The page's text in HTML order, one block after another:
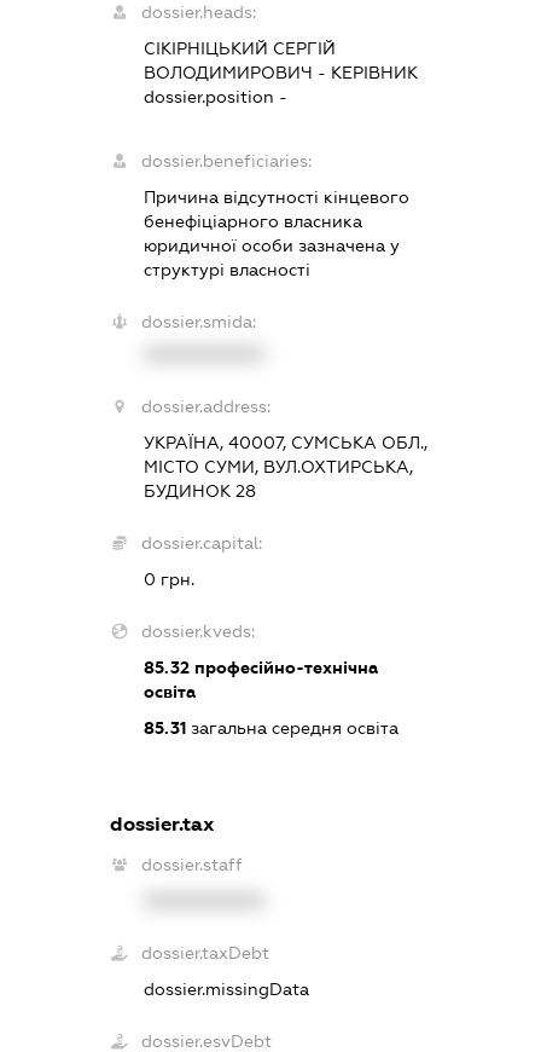
dossier.heads:
СІКІРНІЦЬКИЙ СЕРГІЙ
ВОЛОДИМИРОВИЧ - КЕРІВНИК
dossier.position -
dossier.beneficiaries:
Причина відсутності кінцевого
бенефіціарного власника
юридичної особи зазначена у
структурі власності
dossier.smida:
dossier.address:
УКРАЇНА, 40007, СУМСЬКА ОБЛ.,
МІСТО СУМИ, ВУЛ.ОХТИРСЬКА,
БУДИНОК 28
dossier.capital:
0 грн.
dossier.kveds:
85.32професійно-технічна
освіта
85.31загальна середня освіта
dossier.tax
dossier.staff
dossier.taxDebt
dossier.missingData
dossier.esvDebt